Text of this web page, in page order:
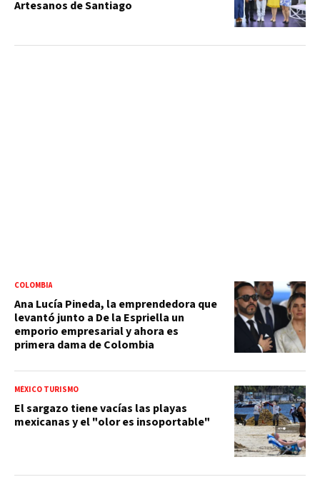
Artesanos de Santiago
COLOMBIA
Ana Lucía Pineda, la emprendedora que
levantó junto a De la Espriella un
emporio empresarial y ahora es
primera dama de Colombia
MÉXICO TURISMO
El sargazo tiene vacías las playas
mexicanas y el "olor es insoportable"